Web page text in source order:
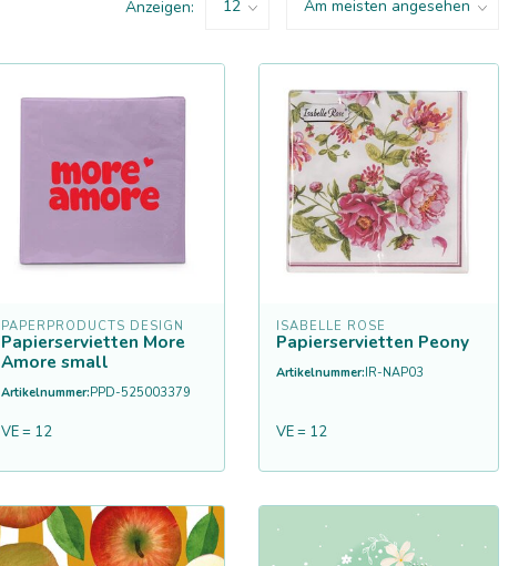
Anzeigen:
PAPERPRODUCTS DESIGN
Papierservietten More
Amore small
Artikelnummer:PPD-525003379
VE = 12
ISABELLE ROSE
Papierservietten Peony
Artikelnummer:IR-NAP03
VE = 12